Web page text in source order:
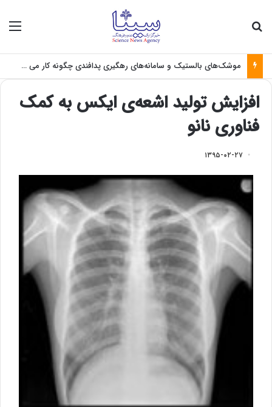
موشک‌های بالستیک و سامانه‌های رهگیری پدافندی چگونه کار می کنند؟
افزایش تولید اشعه‌ی ایکس به کمک
فناوری نانو
۱۳۹۵-۰۲-۲۷